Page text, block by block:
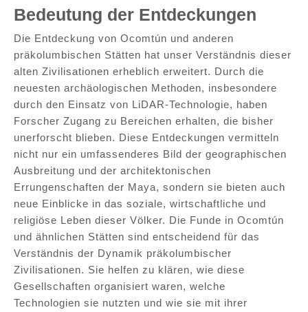
Bedeutung der Entdeckungen
Die Entdeckung von Ocomtún und anderen
präkolumbischen Stätten hat unser Verständnis dieser
alten Zivilisationen erheblich erweitert. Durch die
neuesten archäologischen Methoden, insbesondere
durch den Einsatz von LiDAR-Technologie, haben
Forscher Zugang zu Bereichen erhalten, die bisher
unerforscht blieben. Diese Entdeckungen vermitteln
nicht nur ein umfassenderes Bild der geographischen
Ausbreitung und der architektonischen
Errungenschaften der Maya, sondern sie bieten auch
neue Einblicke in das soziale, wirtschaftliche und
religiöse Leben dieser Völker. Die Funde in Ocomtún
und ähnlichen Stätten sind entscheidend für das
Verständnis der Dynamik präkolumbischer
Zivilisationen. Sie helfen zu klären, wie diese
Gesellschaften organisiert waren, welche
Technologien sie nutzten und wie sie mit ihrer